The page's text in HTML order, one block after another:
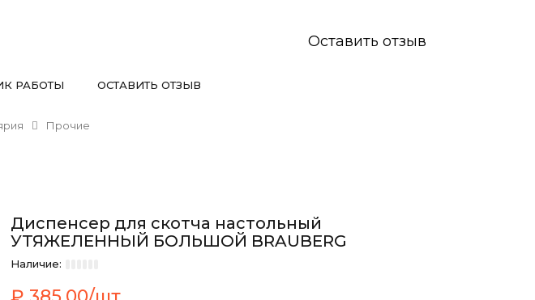
Оставить отзыв
РАБОТЫ ОСТАВИТЬ ОТЗЫВ
Прочие
Диспенсер для скотча настольный
УТЯЖЕЛЕННЫЙ БОЛЬШОЙ BRAUBERG
Наличие: